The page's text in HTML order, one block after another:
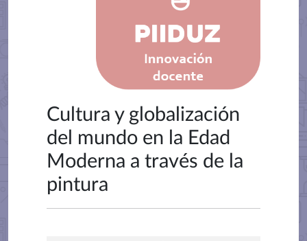
Cultura y globalización
del mundo en la Edad
Moderna a través de la
pintura